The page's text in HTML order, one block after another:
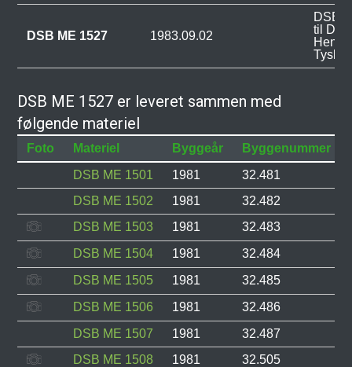
DSB ME 1527 1983.09.02
DSB
til
DSB ME 1527 er leveret sammen med
følgende materiel
Foto Materiel Byggeår Byggenummer
DSB ME 1501
1981 32.481
DSB ME 1502
1981 32.482
DSB ME 1503
1981 32.483
DSB ME 1504
1981 32.484
DSB ME 1505
1981 32.485
DSB ME 1506
1981 32.486
DSB ME 1507
1981 32.487
DSB ME 1508
1981 32.505